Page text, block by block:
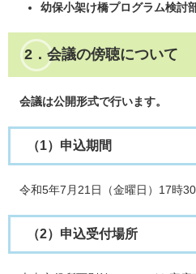
幼保小架け橋プログラム検討
2．会議の傍聴について
会議は公開形式で行います。
（1）申込期間
令和5年7月21日（金曜日）17時
（2）申込受付場所